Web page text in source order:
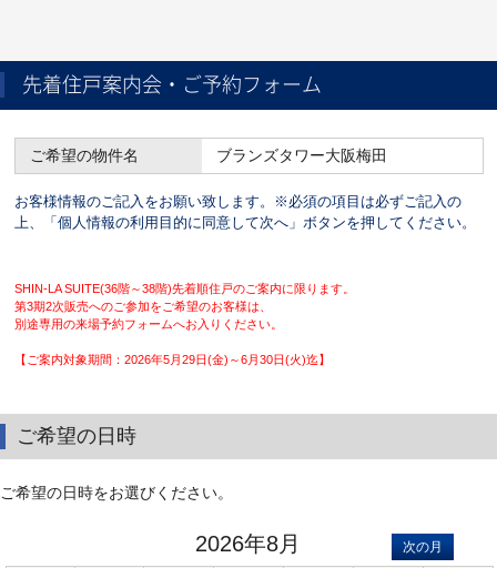
先着住戸案内会・ご予約フォーム
ご希望の物件名 ブランズタワー大阪梅田
お客様情報のご記入をお願い致します。※必須の項目は必ずご記入の
上、「個人情報の利用目的に同意して次へ」ボタンを押してください。
SHIN-LA SUITE(36階～38階)先着順住戸のご案内に限ります。
第3期2次販売へのご参加をご希望のお客様は、
別途専用の来場予約フォームへお入りください。
【ご案内対象期間：2026年5月29日(金)～6月30日(火)迄】
ご希望の日時
ご希望の日時をお選びください。
2026年8月 次の月